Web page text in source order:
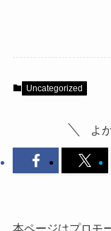
Uncategorized
よ
本ページはプロモ